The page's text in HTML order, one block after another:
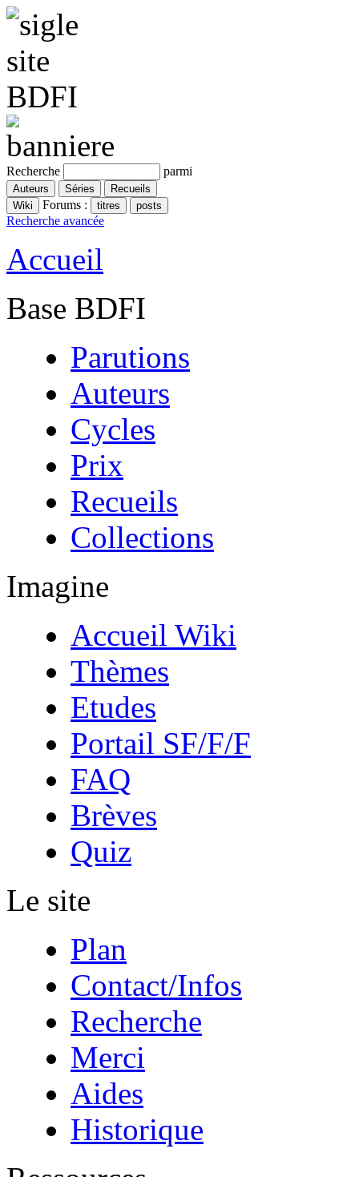
Recherche parmi
Forums :
Recherche avancée
Accueil
Base BDFI
Parutions
Auteurs
Cycles
Prix
Recueils
Collections
Imagine
Accueil Wiki
Thèmes
Etudes
Portail SF/F/F
FAQ
Brèves
Quiz
Le site
Plan
Contact/Infos
Recherche
Merci
Aides
Historique